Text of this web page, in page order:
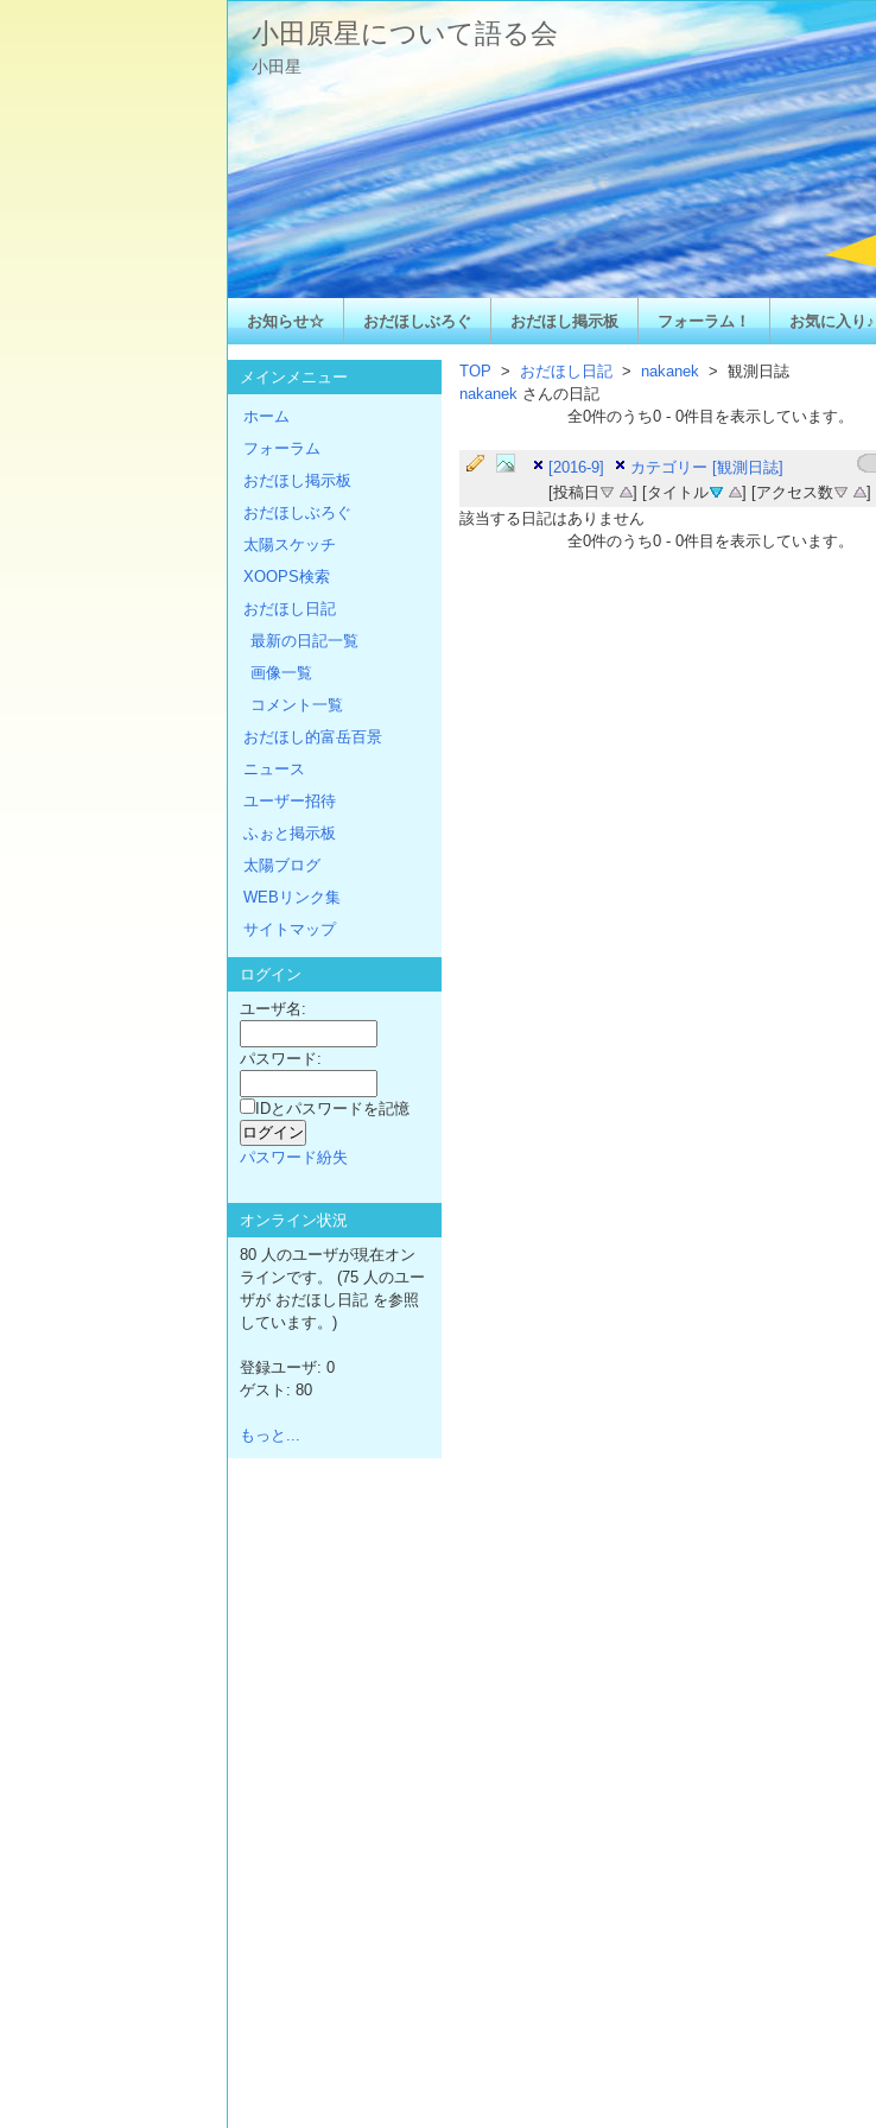
小田原星について語る会
小田星
お知らせ☆ おだほしぶろぐ おだほし掲示板 フォーラム！ お気に入り♪
TOP > おだほし日記 > nakanek > 観測日誌
nakanek さんの日記
全0件のうち0- 0件目を表示しています。
[2016-9]
カテゴリー [観測日誌]
[投稿日
] [タイトル ] [アクセス数
]
該当する日記はありません
全0件のうち0- 0件目を表示しています。
メインメニュー
ホーム
フォーラム
おだほし掲示板
おだほしぶろぐ
太陽スケッチ
XOOPS検索
おだほし日記
最新の日記一覧
画像一覧
コメント一覧
おだほし的富岳百景
ニュース
ユーザー招待
ふぉと掲示板
太陽ブログ
WEBリンク集
サイトマップ
ログイン
ユーザ名:
パスワード:
IDとパスワードを記憶
パスワード紛失
オンライン状況
80 人のユーザが現在オン
ラインです。 (75 人のユー
ザが おだほし日記 を参照
しています。)
登録ユーザ: 0
ゲスト: 80
もっと...